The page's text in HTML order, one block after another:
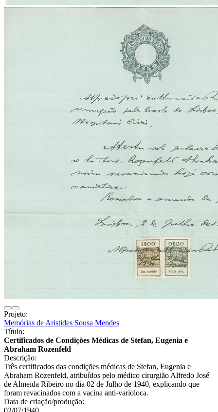
Projeto:
Memórias de Aristides Sousa Mendes
Título:
Certificados de Condições Médicas de Stefan, Eugenia e
Abraham Rozenfeld
Descrição:
Três certificados das condições médicas de Stefan, Eugenia e
Abraham Rozenfeld, atribuídos pelo médico cirurgião Alfredo José
de Almeida Ribeiro no dia 02 de Julho de 1940, explicando que
foram revacinados com a vacina anti-varíoloca.
Data de criação/produção:
02/07/1940